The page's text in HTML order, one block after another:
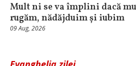
Mult ni se va împlini dacă
rugăm, nădăjduim și iubim
09 Aug, 2026